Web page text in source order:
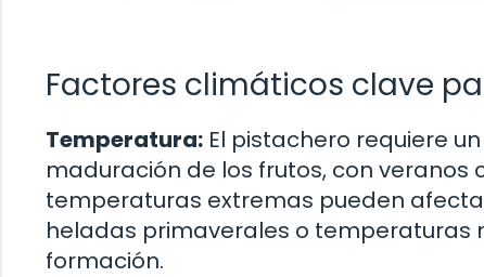
Factores climáticos clave
Temperatura: El pistachero requiere
maduración de los frutos, con veranos
temperaturas extremas pueden
heladas primaverales o temperaturas
formación.